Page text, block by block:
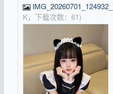
K，下载次数：61)